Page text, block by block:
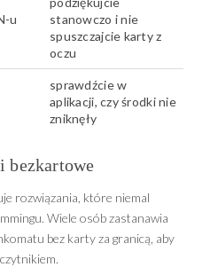
u
stanowczo i nie
spuszczajcie karty z
oczu
sprawdźcie w
aplikacji, czy środki nie
zniknęły
bezkartowe
rozwiązania, które niemal
Wiele osób zastanawia
bez karty za granicą, aby